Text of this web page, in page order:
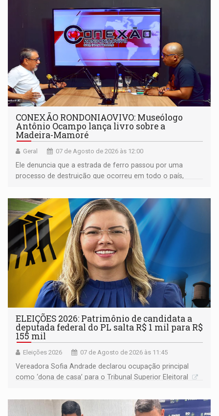
CONEXÃO RONDONIAOVIVO: Museólogo
Antônio Ocampo lança livro sobre a
Madeira-Mamoré
Geral 07 de Agosto de 2026 às 12:00
Ele denuncia que a estrada de ferro passou por uma
processo de destruição que ocorreu em todo o país,
ELEIÇÕES 2026: Patrimônio de candidata a
deputada federal do PL salta R$ 1 mil para R$
155 mil
Eleições 2026 07 de Agosto de 2026 às 11:45
Vereadora Sofia Andrade declarou ocupação principal
como ‘dona de casa’ para o Tribunal Superior Eleitoral